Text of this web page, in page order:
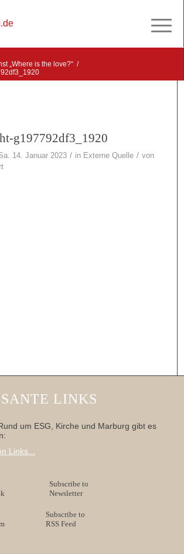
„Where is the love?“ /
g197792df3_1920
14. Januar 2023 / in Externe Quelle / von
LINKS
um ESG, Kirche und Marburg gibt es
Links...
Subscribe to
Newsletter
Subscribe to
RSS Feed